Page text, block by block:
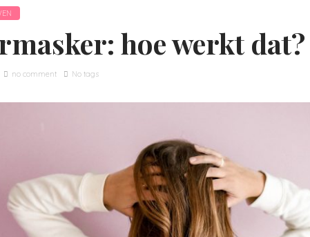
hoe werkt dat?
no comment No tags